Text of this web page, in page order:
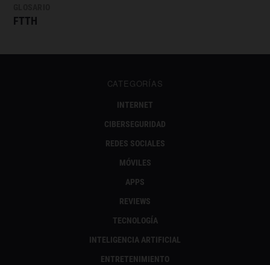
FTTH
CATEGORÍAS
INTERNET
CIBERSEGURIDAD
REDES SOCIALES
MÓVILES
APPS
REVIEWS
TECNOLOGÍA
INTELIGENCIA ARTIFICIAL
ENTRETENIMIENTO